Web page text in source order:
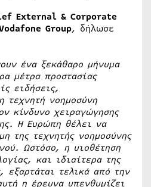
External & Corporate
Group, δήλωσε
ένα ξεκάθαρο μήνυμα
μέτρα προστασίας
ειδήσεις,
τεχνητή νοημοσύνη
κίνδυνο χειραγώγησης
Η Ευρώπη θέλει να
της τεχνητής νοημοσύνης
Ωστόσο, η υιοθέτηση
και ιδιαίτερα της
εξαρτάται τελικά από την
η έρευνα υπενθυμίζει